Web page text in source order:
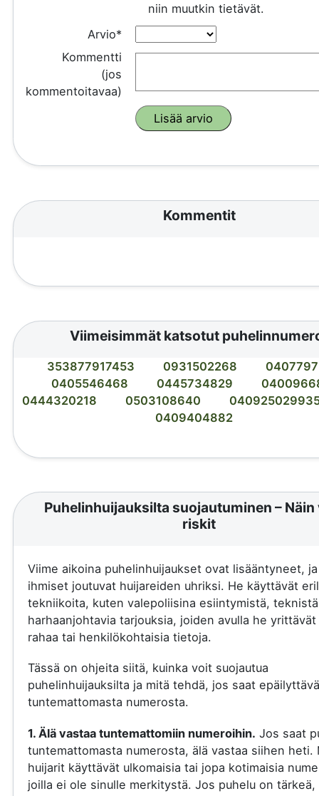
niin muutkin tietävät.
Arvio*
Kommentti
(jos
kommentoitavaa)
Kommentit
Viimeisimmät katsotut
353877917453 0931502268
0405546468
0445734829
0444320218
0503108640
0409404882
Puhelinhuijauksilta suojautuminen – Näin
riskit
Viime aikoina puhelinhuijaukset ovat lisääntyneet,
ihmiset joutuvat huijareiden uhriksi. He käyttävät
tekniikoita, kuten valepoliisina esiintymistä,
harhaanjohtavia tarjouksia, joiden avulla he yrittävät
rahaa tai henkilökohtaisia tietoja.
Tässä on ohjeita siitä, kuinka voit suojautua
puhelinhuijauksilta ja mitä tehdä, jos saat
tuntemattomasta numerosta.
1. Älä vastaa tuntemattomiin numeroihin. Jos saat
tuntemattomasta numerosta, älä vastaa siihen heti.
huijarit käyttävät ulkomaisia tai jopa kotimaisia
joilla ei ole sinulle merkitystä. Jos puhelu on